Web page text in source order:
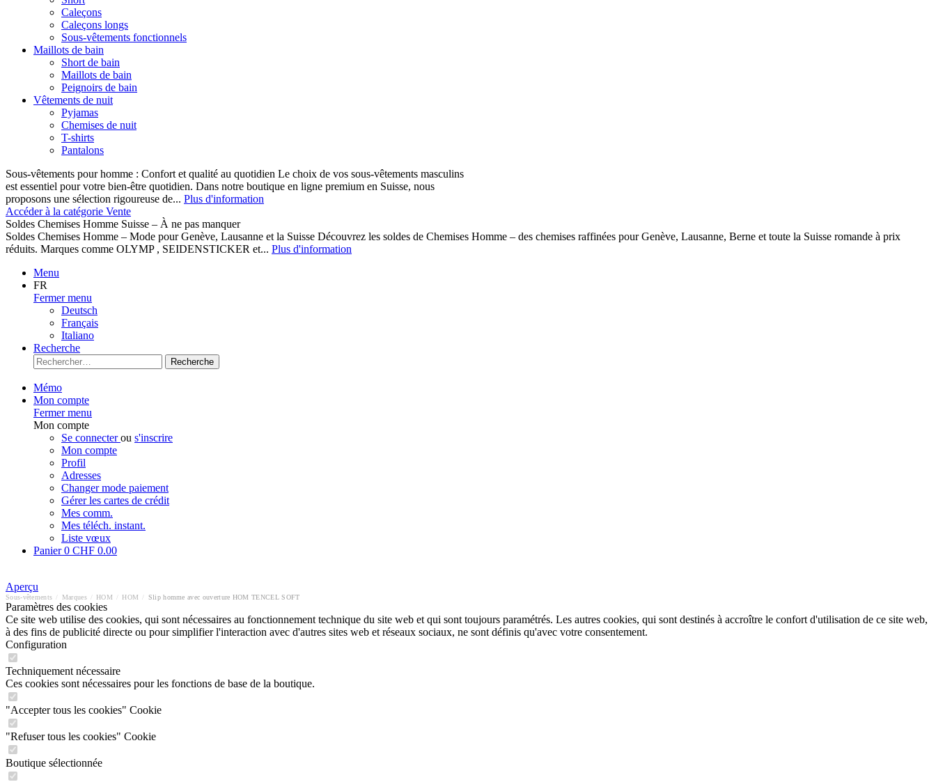
Caleçons
Caleçons longs
Sous-vêtements fonctionnels
Maillots de bain
Short de bain
Maillots de bain
Peignoirs de bain
Vêtements de nuit
Pyjamas
Chemises de nuit
T-shirts
Pantalons
Sous-vêtements pour homme : Confort et qualité au quotidien Le choix de vos sous-vêtements masculins
est essentiel pour votre bien-être quotidien. Dans notre boutique en ligne premium en Suisse, nous
proposons une sélection rigoureuse de... Plus d'information
Accéder à la catégorie Vente
Soldes Chemises Homme Suisse – À ne pas manquer
Soldes Chemises Homme – Mode pour Genève, Lausanne et la Suisse Découvrez les soldes de Chemises Homme – des chemises raffinées pour Genève, Lausanne, Berne et toute la Suisse romande à prix
réduits. Marques comme OLYMP , SEIDENSTICKER et... Plus d'information
Menu
FR
Fermer menu
Deutsch
Français
Italiano
Recherche
Recherche
Mémo
Mon compte
Fermer menu
Mon compte
Se connecterou s'inscrire
Mon compte
Profil
Adresses
Changer mode paiement
Gérer les cartes de crédit
Mes comm.
Mes téléch. instant.
Liste vœux
Panier0 CHF 0.00
Aperçu
Sous-vêtements Marques HOM HOM Slip homme avec ouverture HOM TENCEL SOFT
Paramètres des cookies
Ce site web utilise des cookies, qui sont nécessaires au fonctionnement technique du site web et qui sont toujours paramétrés. Les autres cookies, qui sont destinés à accroître le confort d'utilisation de ce site web,
à des fins de publicité directe ou pour simplifier l'interaction avec d'autres sites web et réseaux sociaux, ne sont définis qu'avec votre consentement.
Configuration
Techniquement nécessaire
Ces cookies sont nécessaires pour les fonctions de base de la boutique.
"Accepter tous les cookies" Cookie
"Refuser tous les cookies" Cookie
Boutique sélectionnée